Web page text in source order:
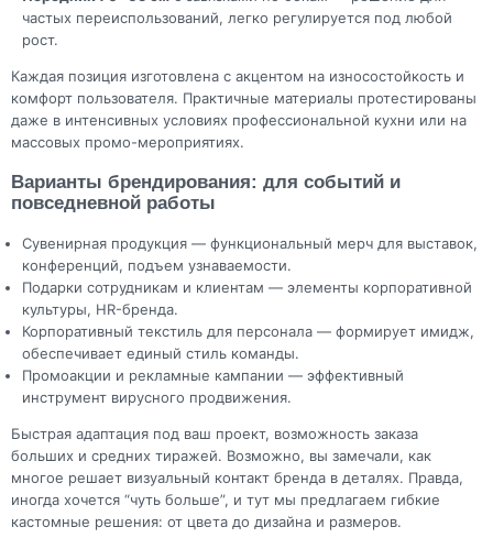
частых переиспользований, легко регулируется под любой
рост.
Каждая позиция изготовлена с акцентом на износостойкость и
комфорт пользователя. Практичные материалы протестированы
даже в интенсивных условиях профессиональной кухни или на
массовых промо-мероприятиях.
Варианты брендирования: для событий и
повседневной работы
Сувенирная продукция — функциональный мерч для выставок,
конференций, подъем узнаваемости.
Подарки сотрудникам и клиентам — элементы корпоративной
культуры, HR-бренда.
Корпоративный текстиль для персонала — формирует имидж,
обеспечивает единый стиль команды.
Промоакции и рекламные кампании — эффективный
инструмент вирусного продвижения.
Быстрая адаптация под ваш проект, возможность заказа
больших и средних тиражей. Возможно, вы замечали, как
многое решает визуальный контакт бренда в деталях. Правда,
иногда хочется “чуть больше”, и тут мы предлагаем гибкие
кастомные решения: от цвета до дизайна и размеров.